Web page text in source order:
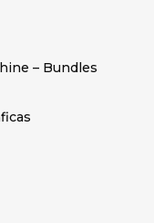
– Bundles